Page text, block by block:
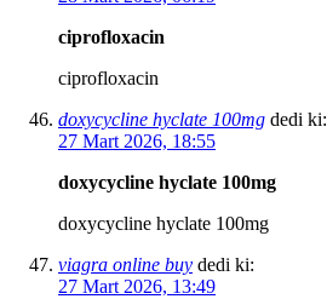
ciprofloxacin
ciprofloxacin
doxycycline hyclate 100mg dedi ki:
27 Mart 2026, 18:55
doxycycline hyclate 100mg
doxycycline hyclate 100mg
viagra online buy dedi ki:
27 Mart 2026, 13:49